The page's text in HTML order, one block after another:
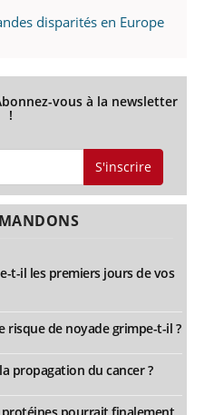
disparités en Europe
vous à la newsletter
!
S'inscrire
t-il les premiers jours de vos
risque de noyade grimpe-t-il ?
propagation du cancer ?